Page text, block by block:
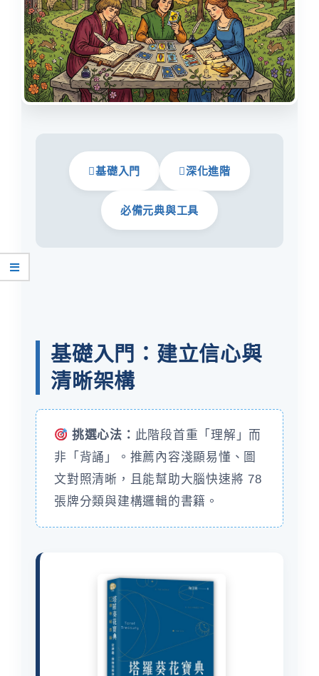
基礎入門 深化進階
必備元典與工具
基礎入門：建立信心與
清晰架構
挑選心法： 此階段首重「理解」而
非「背誦」。推薦內容淺顯易懂、圖
文對照清晰，且能幫助大腦快速將 78
張牌分類與建構邏輯的書籍。